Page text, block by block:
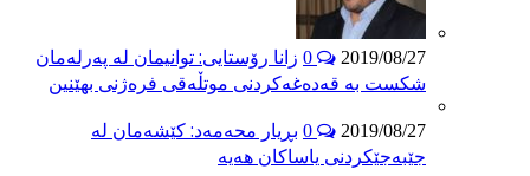
2019/08/27
زانا رۆستایی: توانیمان لە پەرلەمان
شکست بە قەدەغەکردنی موتڵەقی فرەژنی بهێنین
2019/08/27
بڕیار محەمەد: کێشەمان لە
جێبەجێکردنی یاساکان هەیە